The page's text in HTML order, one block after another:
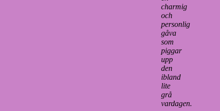
charmig
och
personlig
gåva
som
piggar
upp
den
ibland
lite
grå
vardagen.